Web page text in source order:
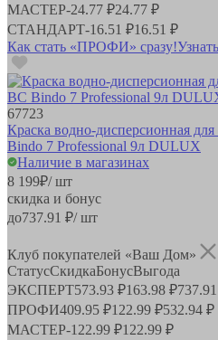
МАСТЕР-24.77 ₽24.77 ₽
СТАНДАРТ-16.51 ₽16.51 ₽
Как стать «ПРОФИ» сразу!
67723
Краска водно-дисперсионная
Bindo 7 Professional 9л DULUX
Наличие в магазинах
8 199₽/ шт
скидка и бонус
до737.91 ₽/ шт
Клуб покупателей «Ваш Дом»
СтатусСкидкаБонусВыгода
ЭКСПЕРТ573.93 ₽163.98 ₽
ПРОФИ409.95 ₽122.99 ₽532.94 ₽
МАСТЕР-122.99 ₽122.99 ₽